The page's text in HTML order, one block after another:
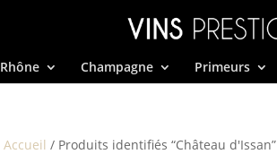
Rhône Champagne Primeurs
Accueil / Produits identifiés “Château d'Issan”